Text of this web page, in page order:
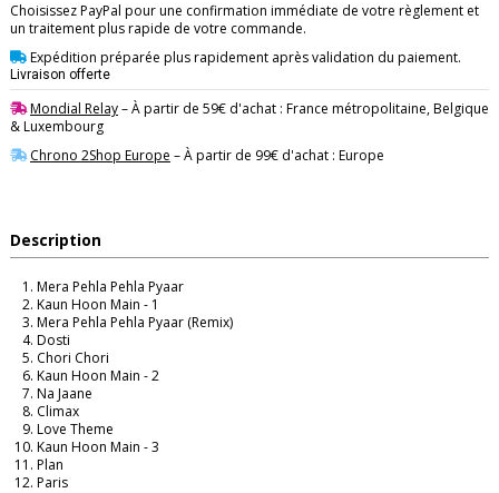
Choisissez PayPal pour une confirmation immédiate de votre règlement et
un traitement plus rapide de votre commande.
Expédition préparée plus rapidement après validation du paiement.
Livraison offerte
Mondial Relay– À partir de 59€ d'achat : France métropolitaine, Belgique
& Luxembourg
Chrono 2Shop Europe – À partir de 99€ d'achat : Europe
Description
Mera Pehla Pehla Pyaar
Kaun Hoon Main - 1
Mera Pehla Pehla Pyaar (Remix)
Dosti
Chori Chori
Kaun Hoon Main - 2
Na Jaane
Climax
Love Theme
Kaun Hoon Main - 3
Plan
Paris